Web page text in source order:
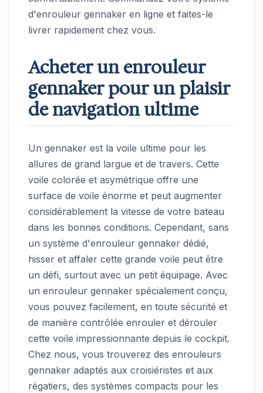
d'enrouleur gennaker en ligne et faites-le
livrer rapidement chez vous.
Acheter un enrouleur
gennaker pour un plaisir
de navigation ultime
Un gennaker est la voile ultime pour les
allures de grand largue et de travers. Cette
voile colorée et asymétrique offre une
surface de voile énorme et peut augmenter
considérablement la vitesse de votre bateau
dans les bonnes conditions. Cependant, sans
un système d'enrouleur gennaker dédié,
hisser et affaler cette grande voile peut être
un défi, surtout avec un petit équipage. Avec
un enrouleur gennaker spécialement conçu,
vous pouvez facilement, en toute sécurité et
de manière contrôlée enrouler et dérouler
cette voile impressionnante depuis le cockpit.
Chez nous, vous trouverez des enrouleurs
gennaker adaptés aux croisiéristes et aux
régatiers, des systèmes compacts pour les